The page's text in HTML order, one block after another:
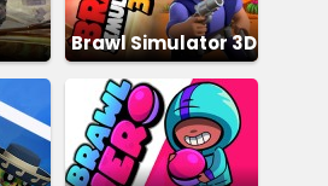
Brawl Simulator 3D